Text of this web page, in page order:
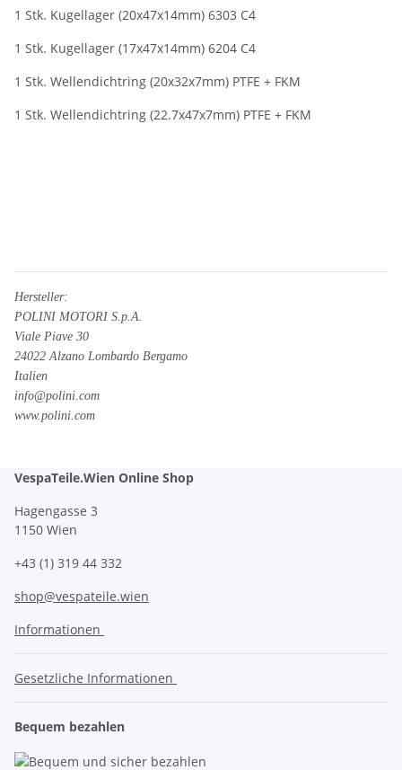
1 Stk. Kugellager (20x47x14mm) 6303 C4
1 Stk. Kugellager (17x47x14mm) 6204 C4
1 Stk. Wellendichtring (20x32x7mm) PTFE + FKM
1 Stk. Wellendichtring (22.7x47x7mm) PTFE + FKM
Hersteller:
POLINI MOTORI S.p.A.
Viale Piave 30
24022 Alzano Lombardo Bergamo
Italien
info@polini.com
www.polini.com
VespaTeile.Wien Online Shop
Hagengasse 3
1150 Wien
+43 (1) 319 44 332
shop@vespateile.wien
Informationen
Gesetzliche Informationen
Bequem bezahlen